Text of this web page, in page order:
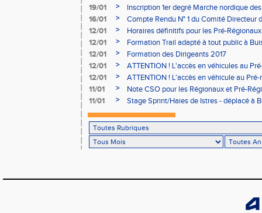
05/02
19/01 >
Inscription 1er degré Marche nordique
03/02 (sous condition)
16/01 >
Compte Rendu N° 1 du Comité Directeur
12/01
>
Horaires définitifs pour les Pré-
Aubière
12/01 >
Formation Trail adapté à tout public à
12/01
>
Formation des Dirigeants 2017
12/01
>
ATTENTION ! L'accès en véhicules au
Bains sera réglementé
12/01 >
ATTENTION ! L'accès en véhicule au
Bains sera réglementé
11/01 >
Note CSO pour les Régionaux et Pré-
11/01
> Stage Sprint/Haies de Istres - déplacé à